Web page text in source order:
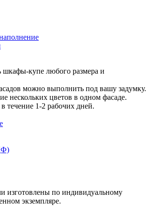
шкафы-купе любого размера и
можно выполнить под вашу задумку.
нескольких цветов в одном фасаде.
течение 1-2 рабочих дней.
изготовлены по индивидуальному
экземпляре.